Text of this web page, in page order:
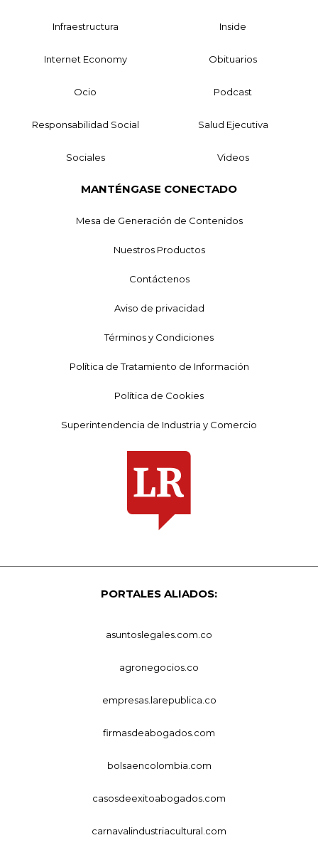
Infraestructura Inside
Internet Economy Obituarios
Ocio Podcast
Responsabilidad Social Salud Ejecutiva
Sociales Videos
MANTÉNGASE CONECTADO
Mesa de Generación de Contenidos
Nuestros Productos
Contáctenos
Aviso de privacidad
Términos y Condiciones
Política de Tratamiento de Información
Política de Cookies
Superintendencia de Industria y Comercio
PORTALES ALIADOS:
asuntoslegales.com.co
agronegocios.co
empresas.larepublica.co
firmasdeabogados.com
bolsaencolombia.com
casosdeexitoabogados.com
carnavalindustriacultural.com